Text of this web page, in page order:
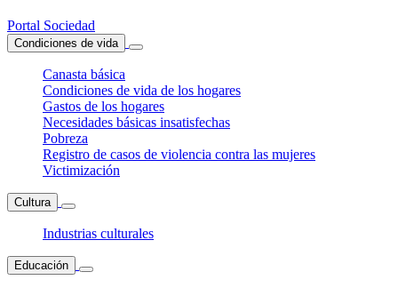
Portal Sociedad
Condiciones de vida
Canasta básica
Condiciones de vida de los hogares
Gastos de los hogares
Necesidades básicas insatisfechas
Pobreza
Registro de casos de violencia contra las mujeres
Victimización
Cultura
Industrias culturales
Educación